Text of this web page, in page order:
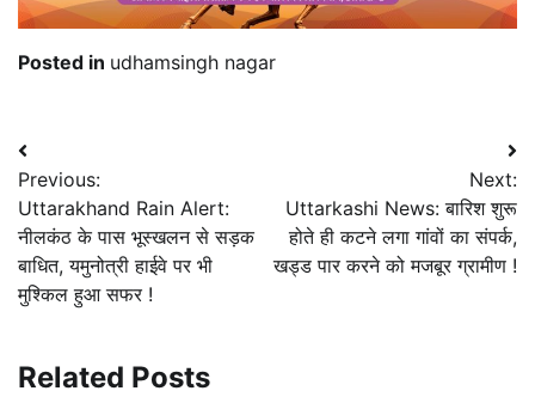
Posted in udhamsingh nagar
Post
navigation
Previous:
Uttarakhand Rain Alert:
नीलकंठ के पास भूस्खलन से सड़क
बाधित, यमुनोत्री हाईवे पर भी
मुश्किल हुआ सफर !
Next:
Uttarkashi News: बारिश शुरू
होते ही कटने लगा गांवों का संपर्क,
खड्ड पार करने को मजबूर ग्रामीण !
Related Posts